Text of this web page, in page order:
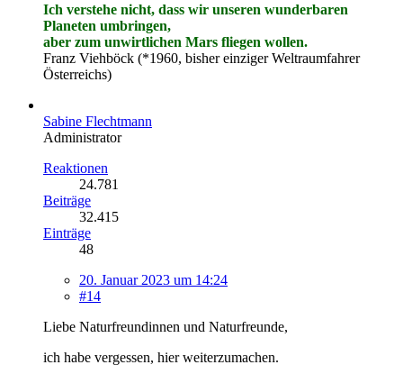
Ich verstehe nicht, dass wir unseren wunderbaren
Planeten umbringen,
aber zum unwirtlichen Mars fliegen wollen.
Franz Viehböck (*1960, bisher einziger Weltraumfahrer
Österreichs)
Sabine Flechtmann
Administrator
Reaktionen
24.781
Beiträge
32.415
Einträge
48
20. Januar 2023 um 14:24
#14
Liebe Naturfreundinnen und Naturfreunde,
ich habe vergessen, hier weiterzumachen.